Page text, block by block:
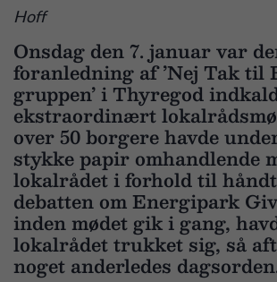
Hoff
Onsdag den 7. januar var
foranledning af ’Nej Tak til
gruppen’ i Thyregod
ekstraordinært
over 50 borgere havde
stykke papir omhandlende
lokalrådet i forhold til
debatten om Energipark
inden mødet gik i gang,
lokalrådet trukket sig, så
noget anderledes